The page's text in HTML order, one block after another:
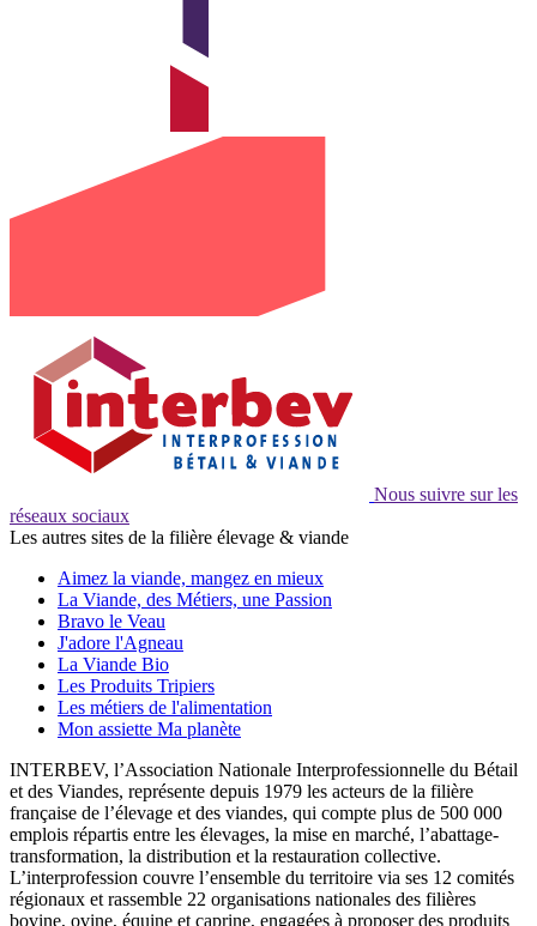
Nous suivre sur les
réseaux sociaux
Les autres sites de la filière élevage & viande
Aimez la viande, mangez en mieux
La Viande, des Métiers, une Passion
Bravo le Veau
J'adore l'Agneau
La Viande Bio
Les Produits Tripiers
Les métiers de l'alimentation
Mon assiette Ma planète
INTERBEV, l’Association Nationale Interprofessionnelle du Bétail
et des Viandes, représente depuis 1979 les acteurs de la filière
française de l’élevage et des viandes, qui compte plus de 500 000
emplois répartis entre les élevages, la mise en marché, l’abattage-
transformation, la distribution et la restauration collective.
L’interprofession couvre l’ensemble du territoire via ses 12 comités
régionaux et rassemble 22 organisations nationales des filières
bovine, ovine, équine et caprine, engagées à proposer des produits